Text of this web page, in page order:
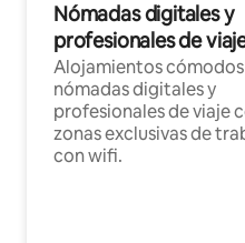
Nómadas digitales y
profesionales de
Alojamientos
nómadas digitales y
profesionales de viaje
zonas exclusivas de
con wifi.